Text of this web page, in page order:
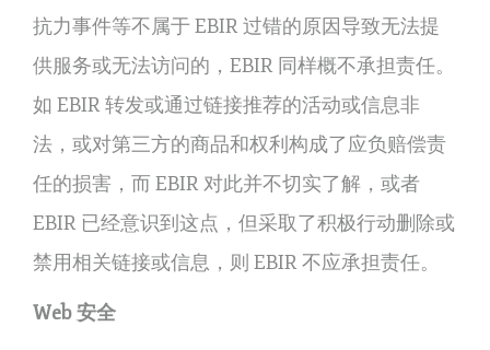
抗力事件等不属于 EBIR 过错的原因导致无法提
供服务或无法访问的，EBIR 同样概不承担责任。
如 EBIR 转发或通过链接推荐的活动或信息非
法，或对第三方的商品和权利构成了应负赔偿责
任的损害，而 EBIR 对此并不切实了解，或者
EBIR 已经意识到这点，但采取了积极行动删除或
禁用相关链接或信息，则 EBIR 不应承担责任。
Web 安全